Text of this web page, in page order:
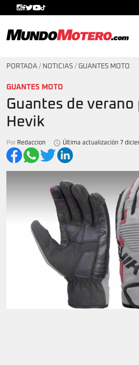
PORTADA / NOTICIAS / GUANTES MOTO
GUANTES MOTO
Guantes de
Hevik
Por Redaccion Última actualización 7